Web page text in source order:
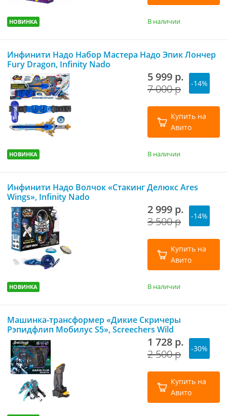
НОВИНКА В наличии
НОВИНКА
Инфинити Надо Набор Мастера Надо Эпик Лончер
Fury Dragon, Infinity Nado
5 999 р.
7 000 р
-14%
Купить на
Авито
В наличии
НОВИНКА
Инфинити Надо Волчок «Стакинг Делюкс Ares
Wings», Infinity Nado
2 999 р.
3 500 р
-14%
Купить на
Авито
В наличии
Машинка-трансформер «Дикие Скричеры
Рэпидфлип Мобилус S5», Screechers Wild
1 728 р.
2 500 р
-30%
Купить на
Авито